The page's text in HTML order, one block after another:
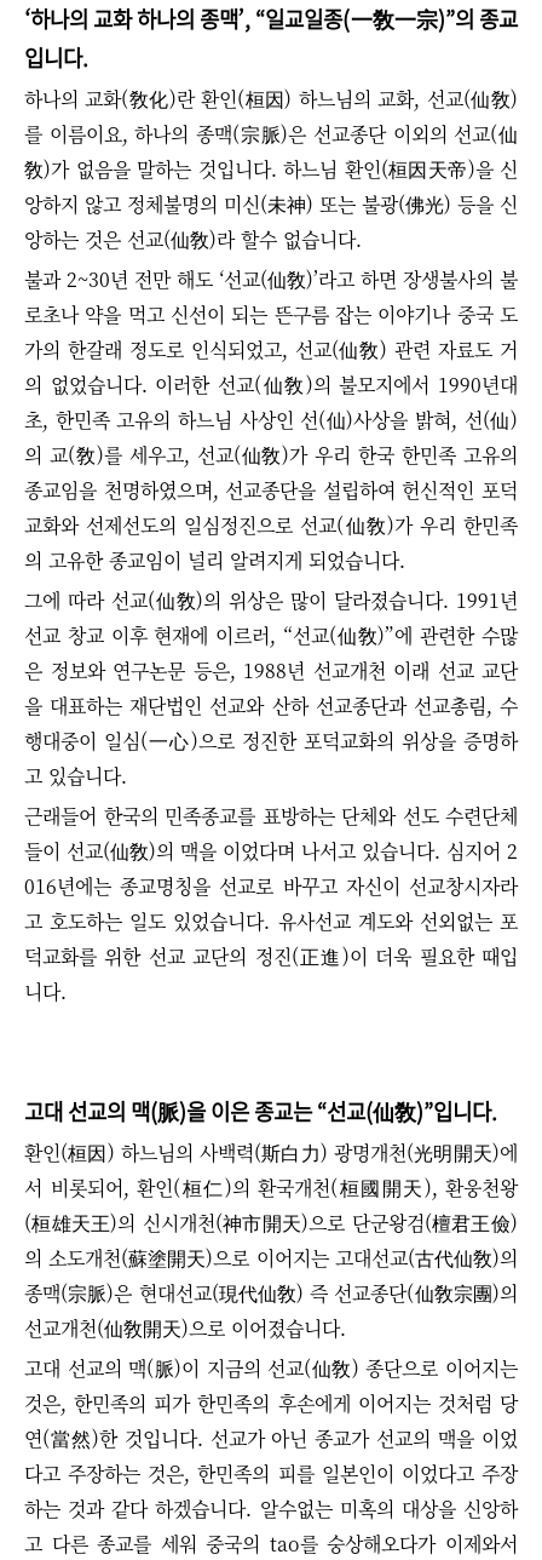
‘하나의 교화 하나의 종맥’,“일교일종(一敎一宗)”의 종교
입니다.
하나의 교화(敎化)란 환인(桓因) 하느님의 교화, 선교(仙敎)
를 이름이요,하나의 종맥(宗脈)은 선교종단 이외의 선교(仙
敎)가 없음을 말하는 것입니다. 하느님 환인(桓因天帝)을 신
앙하지 않고 정체불명의 미신(未神) 또는 불광(佛光) 등을 신
앙하는 것은 선교(仙敎)라 할수 없습니다.
불과 2~30년 전만 해도 ‘선교(仙敎)’라고 하면 장생불사의 불
로초나 약을 먹고 신선이 되는 뜬구름 잡는 이야기나 중국 도
가의 한갈래 정도로 인식되었고, 선교(仙敎) 관련 자료도 거
의 없었습니다. 이러한 선교(仙敎)의 불모지에서 1990년대
초, 한민족 고유의 하느님 사상인 선(仙)사상을 밝혀, 선(仙)
의 교(敎)를 세우고, 선교(仙敎)가 우리 한국 한민족 고유의
종교임을 천명하였으며, 선교종단을 설립하여 헌신적인 포덕
교화와 선제선도의 일심정진으로 선교(仙敎)가 우리 한민족
의 고유한 종교임이 널리 알려지게 되었습니다.
그에 따라 선교(仙敎)의 위상은 많이 달라졌습니다. 1991년
선교 창교 이후 현재에 이르러, “선교(仙敎)”에 관련한 수많
은 정보와 연구논문 등은, 1988년 선교개천 이래 선교 교단
을 대표하는 재단법인 선교와 산하 선교종단과 선교총림, 수
행대중이 일심(一心)으로 정진한 포덕교화의 위상을 증명하
고 있습니다.
근래들어 한국의 민족종교를 표방하는 단체와 선도 수련단체
들이 선교(仙敎)의 맥을 이었다며 나서고 있습니다. 심지어 2
016년에는 종교명칭을 선교로 바꾸고 자신이 선교창시자라
고 호도하는 일도 있었습니다. 유사선교 계도와 선외없는 포
덕교화를 위한 선교 교단의 정진(正進)이 더욱 필요한 때입
니다.
고대 선교의 맥(脈)을 이은 종교는“선교(仙敎)”입니다.
환인(桓因) 하느님의 사백력(斯白力) 광명개천(光明開天)에
서 비롯되어, 환인(桓仁)의 환국개천(桓國開天), 환웅천왕
(桓雄天王)의 신시개천(神市開天)으로 단군왕검(檀君王儉)
의 소도개천(蘇塗開天)으로 이어지는 고대선교(古代仙敎)의
종맥(宗脈)은 현대선교(現代仙敎) 즉 선교종단(仙敎宗團)의
선교개천(仙敎開天)으로 이어졌습니다.
고대 선교의 맥(脈)이 지금의 선교(仙敎) 종단으로 이어지는
것은, 한민족의 피가 한민족의 후손에게 이어지는 것처럼 당
연(當然)한 것입니다. 선교가 아닌 종교가 선교의 맥을 이었
다고 주장하는 것은, 한민족의 피를 일본인이 이었다고 주장
하는 것과 같다 하겠습니다. 알수없는 미혹의 대상을 신앙하
고 다른 종교를 세워 중국의 tao를 숭상해오다가 이제와서